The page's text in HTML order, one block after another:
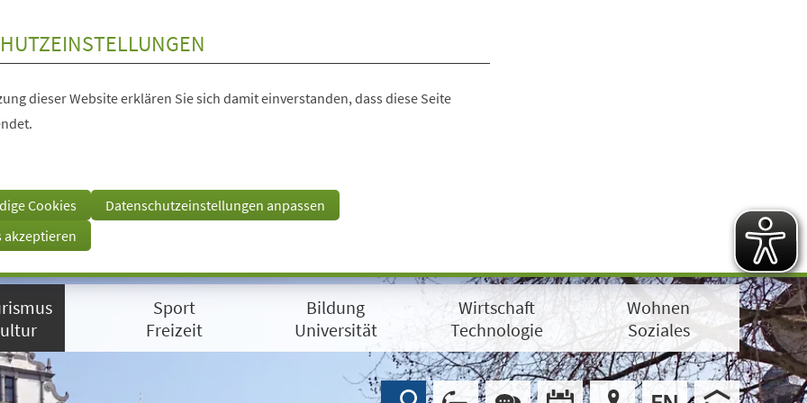
dieser Website erklären Sie sich damit einverstanden, dass diese Seite
Cookies
Datenschutzeinstellungen anpassen
akzeptieren
Sport
Freizeit
Bildung
Universität
Wirtschaft
Technologie
Wohnen
Soziales